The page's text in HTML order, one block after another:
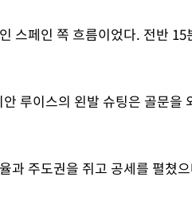
스페인 쪽 흐름이었다. 전반
루이스의 왼발 슈팅은 골문
과 주도권을 쥐고 공세를 펼쳤